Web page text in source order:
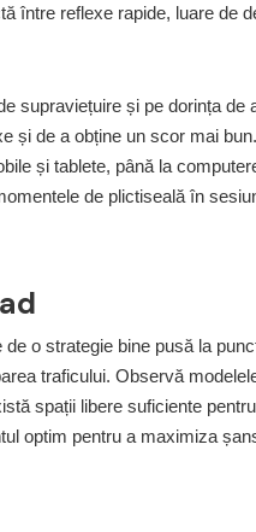
între reflexe rapide, luare de
supraviețuire și pe dorința de
și de a obține un scor mai
și tablete, până la
de plictiseală în
o strategie bine pusă la
traficului. Observă
spații libere suficiente
optim pentru a maximiza